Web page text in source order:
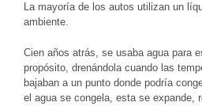
La mayoría de los autos utilizan un
ambiente.
Cien años atrás, se usaba agua para
propósito, drenándola cuando las
bajaban a un punto donde podría
el agua se congela, esta se expande,